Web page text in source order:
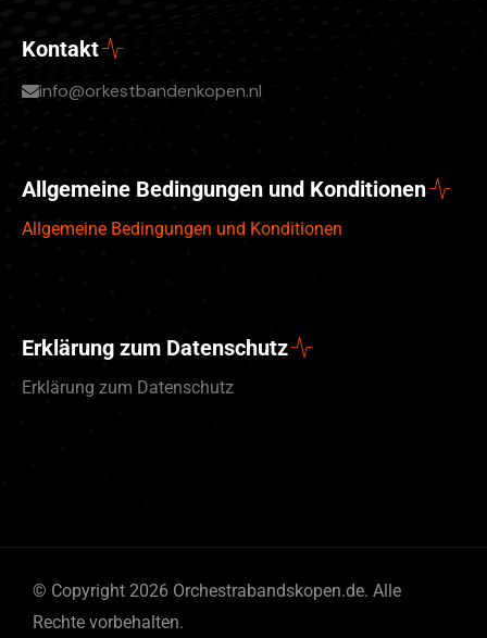
Kontakt
info@orkestbandenkopen.nl
Allgemeine Bedingungen und Konditionen
Allgemeine Bedingungen und Konditionen
Erklärung zum Datenschutz
Erklärung zum Datenschutz
© Copyright 2026 Orchestrabandskopen.de. Alle
Rechte vorbehalten.